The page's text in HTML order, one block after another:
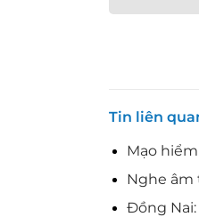
Tin liên
Mạo
Nghe âm
Đồng